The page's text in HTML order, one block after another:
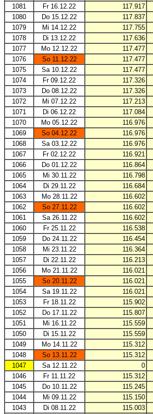
1081
Fr 16.12.22 117.917
1080
Do 15.12.22 117.837
1079
Mi 14.12.22 117.755
1078
Di 13.12.22 117.636
1077
Mo 12.12.22 117.477
1076
So 11.12.22 117.477
1075
Sa 10.12.22 117.477
1074
Fr 09.12.22 117.326
1073
Do 08.12.22 117.326
1072
Mi 07.12.22 117.213
1071
Di 06.12.22 117.084
1070
Mo 05.12.22 116.976
1069
So 04.12.22 116.976
1068
Sa 03.12.22 116.976
1067
Fr 02.12.22 116.921
1066
Do 01.12.22 116.864
1065
Mi 30.11.22 116.798
1064
Di 29.11.22 116.684
1063
Mo 28.11.22 116.602
1062
So 27.11.22 116.602
1061
Sa 26.11.22 116.602
1060
Fr 25.11.22 116.538
1059
Do 24.11.22 116.454
1058
Mi 23.11.22 116.364
1057
Di 22.11.22 116.213
1056
Mo 21.11.22 116.021
1055
So 20.11.22 116.021
1054
Sa 19.11.22 116.021
1053
Fr 18.11.22 115.902
1052
Do 17.11.22 115.807
1051
Mi 16.11.22 115.559
1050
Di 15.11.22 115.559
1049
Mo 14.11.22 115.312
1048
So 13.11.22 115.312
1047
Sa 12.11.22 0
1046
Fr 11.11.22 115.312
1045
Do 10.11.22 115.245
1044
Mi 09.11.22 115.150
1043
Di 08.11.22 115.003